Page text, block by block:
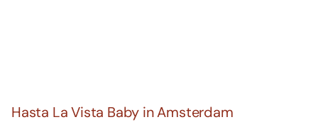
Hasta La Vista Baby in Amsterdam